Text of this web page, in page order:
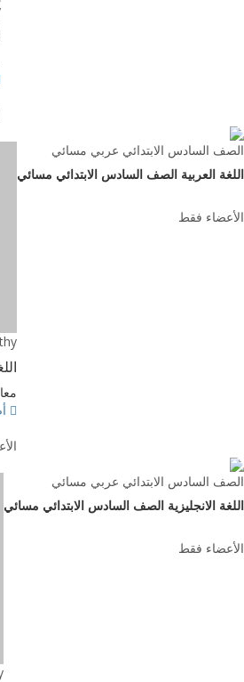
الصف السادس الابتدائي عربي مسائي
اللغة العربية الصف السادس الابتدائي مسائي
الأعضاء فقط
الصف السادس الابتدائي عربي مسائي
اللغة الانجليزية الصف السادس الابتدائي مسائي
الأعضاء فقط